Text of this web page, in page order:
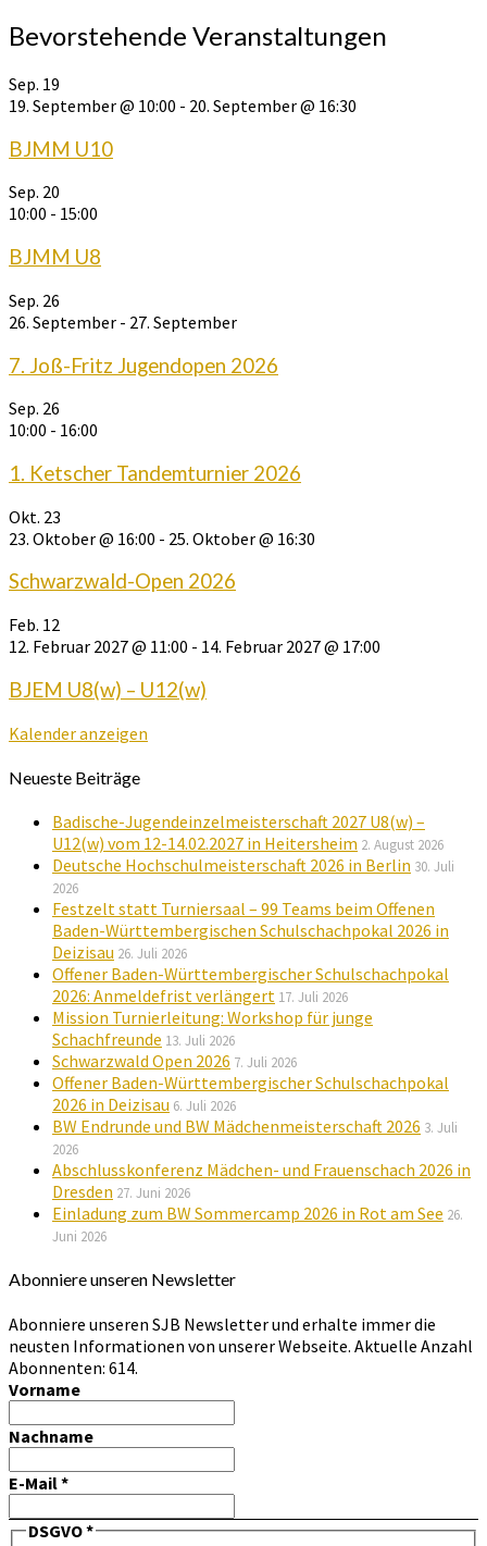
Bevorstehende Veranstaltungen
Sep. 19
19. September @ 10:00 - 20. September @ 16:30
BJMM U10
Sep. 20
10:00 - 15:00
BJMM U8
Sep. 26
26. September - 27. September
7. Joß-Fritz Jugendopen 2026
Sep. 26
10:00 - 16:00
1. Ketscher Tandemturnier 2026
Okt. 23
23. Oktober @ 16:00 - 25. Oktober @ 16:30
Schwarzwald-Open 2026
Feb. 12
12. Februar 2027 @ 11:00 - 14. Februar 2027 @ 17:00
BJEM U8(w) – U12(w)
Kalender anzeigen
Neueste Beiträge
Badische-Jugendeinzelmeisterschaft 2027 U8(w) –
U12(w) vom 12-14.02.2027 in Heitersheim 2. August 2026
Deutsche Hochschulmeisterschaft 2026 in Berlin 30. Juli
2026
Festzelt statt Turniersaal – 99 Teams beim Offenen
Baden-Württembergischen Schulschachpokal 2026 in
Deizisau 26. Juli 2026
Offener Baden-Württembergischer Schulschachpokal
2026: Anmeldefrist verlängert 17. Juli 2026
Mission Turnierleitung: Workshop für junge
Schachfreunde 13. Juli 2026
Schwarzwald Open 2026 7. Juli 2026
Offener Baden-Württembergischer Schulschachpokal
2026 in Deizisau 6. Juli 2026
BW Endrunde und BW Mädchenmeisterschaft 2026 3. Juli
2026
Abschlusskonferenz Mädchen- und Frauenschach 2026 in
Dresden 27. Juni 2026
Einladung zum BW Sommercamp 2026 in Rot am See 26.
Juni 2026
Abonniere unseren Newsletter
Abonniere unseren SJB Newsletter und erhalte immer die
neusten Informationen von unserer Webseite. Aktuelle Anzahl
Abonnenten: 614.
Vorname
Nachname
E-Mail*
DSGVO*